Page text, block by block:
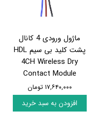
ماژول ورودی 4 کانال
پشت کلید بی سیم HDL
4CH Wireless Dry
Contact Module
۱۷,۶۴۰,۰۰۰ تومان
افزودن به سبد خرید